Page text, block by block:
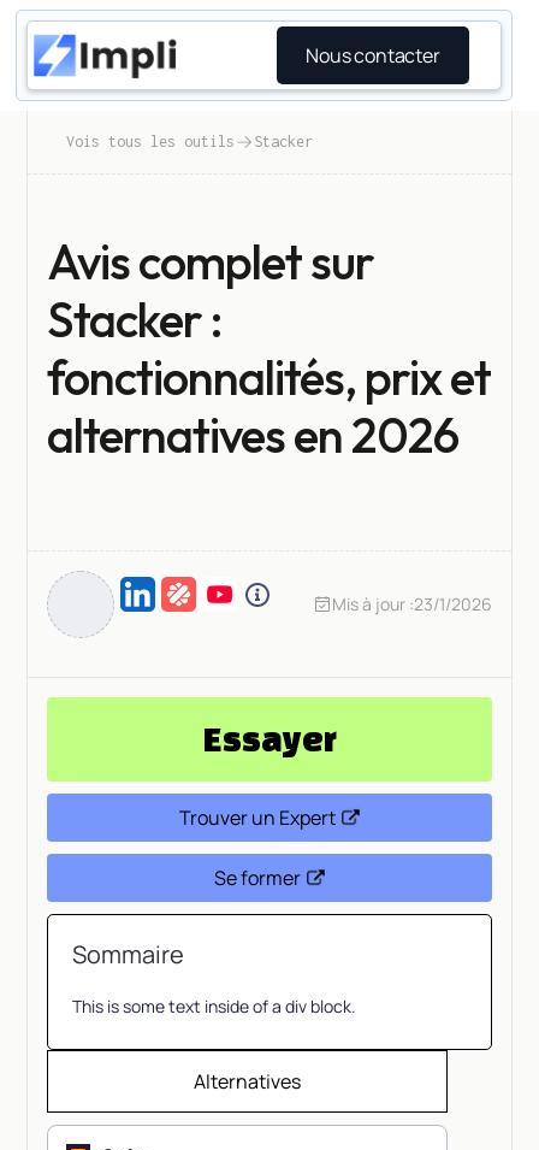
Nous contacter
Vois tous les outils Stacker
Avis complet sur
Stacker :
fonctionnalités, prix et
alternatives en 2026
Mis à jour :23/1/2026
Essayer
Trouver un Expert
Se former
Sommaire
This is some text inside of a div block.
Alternatives